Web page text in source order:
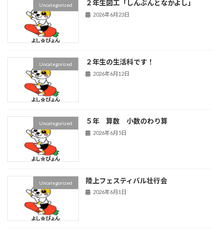
Uncategorized ２年生図工「しんぶんとなかよし」
2026年6月23日
Uncategorized ２年生の生活科です！
2026年6月12日
Uncategorized ５年 算数 小数のわり算
2026年6月5日
Uncategorized 陸上フェスティバル壮行会
2026年6月1日